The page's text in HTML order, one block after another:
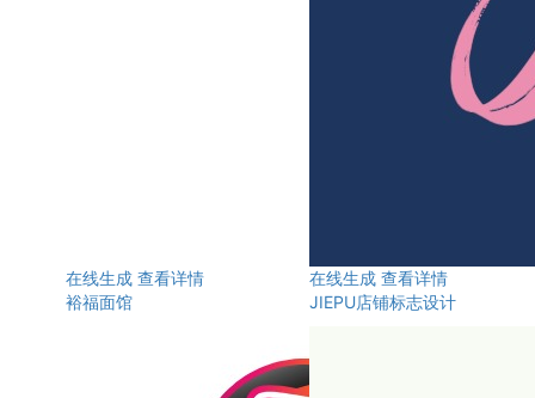
在线生成 查看详情
裕福面馆
在线生成 查看详情
JIEPU店铺标志设计